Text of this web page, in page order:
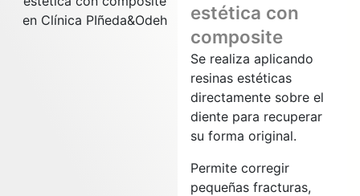
estética con
composite
Se realiza aplicando
resinas estéticas
directamente sobre el
diente para recuperar
su forma original.
Permite corregir
pequeñas fracturas,